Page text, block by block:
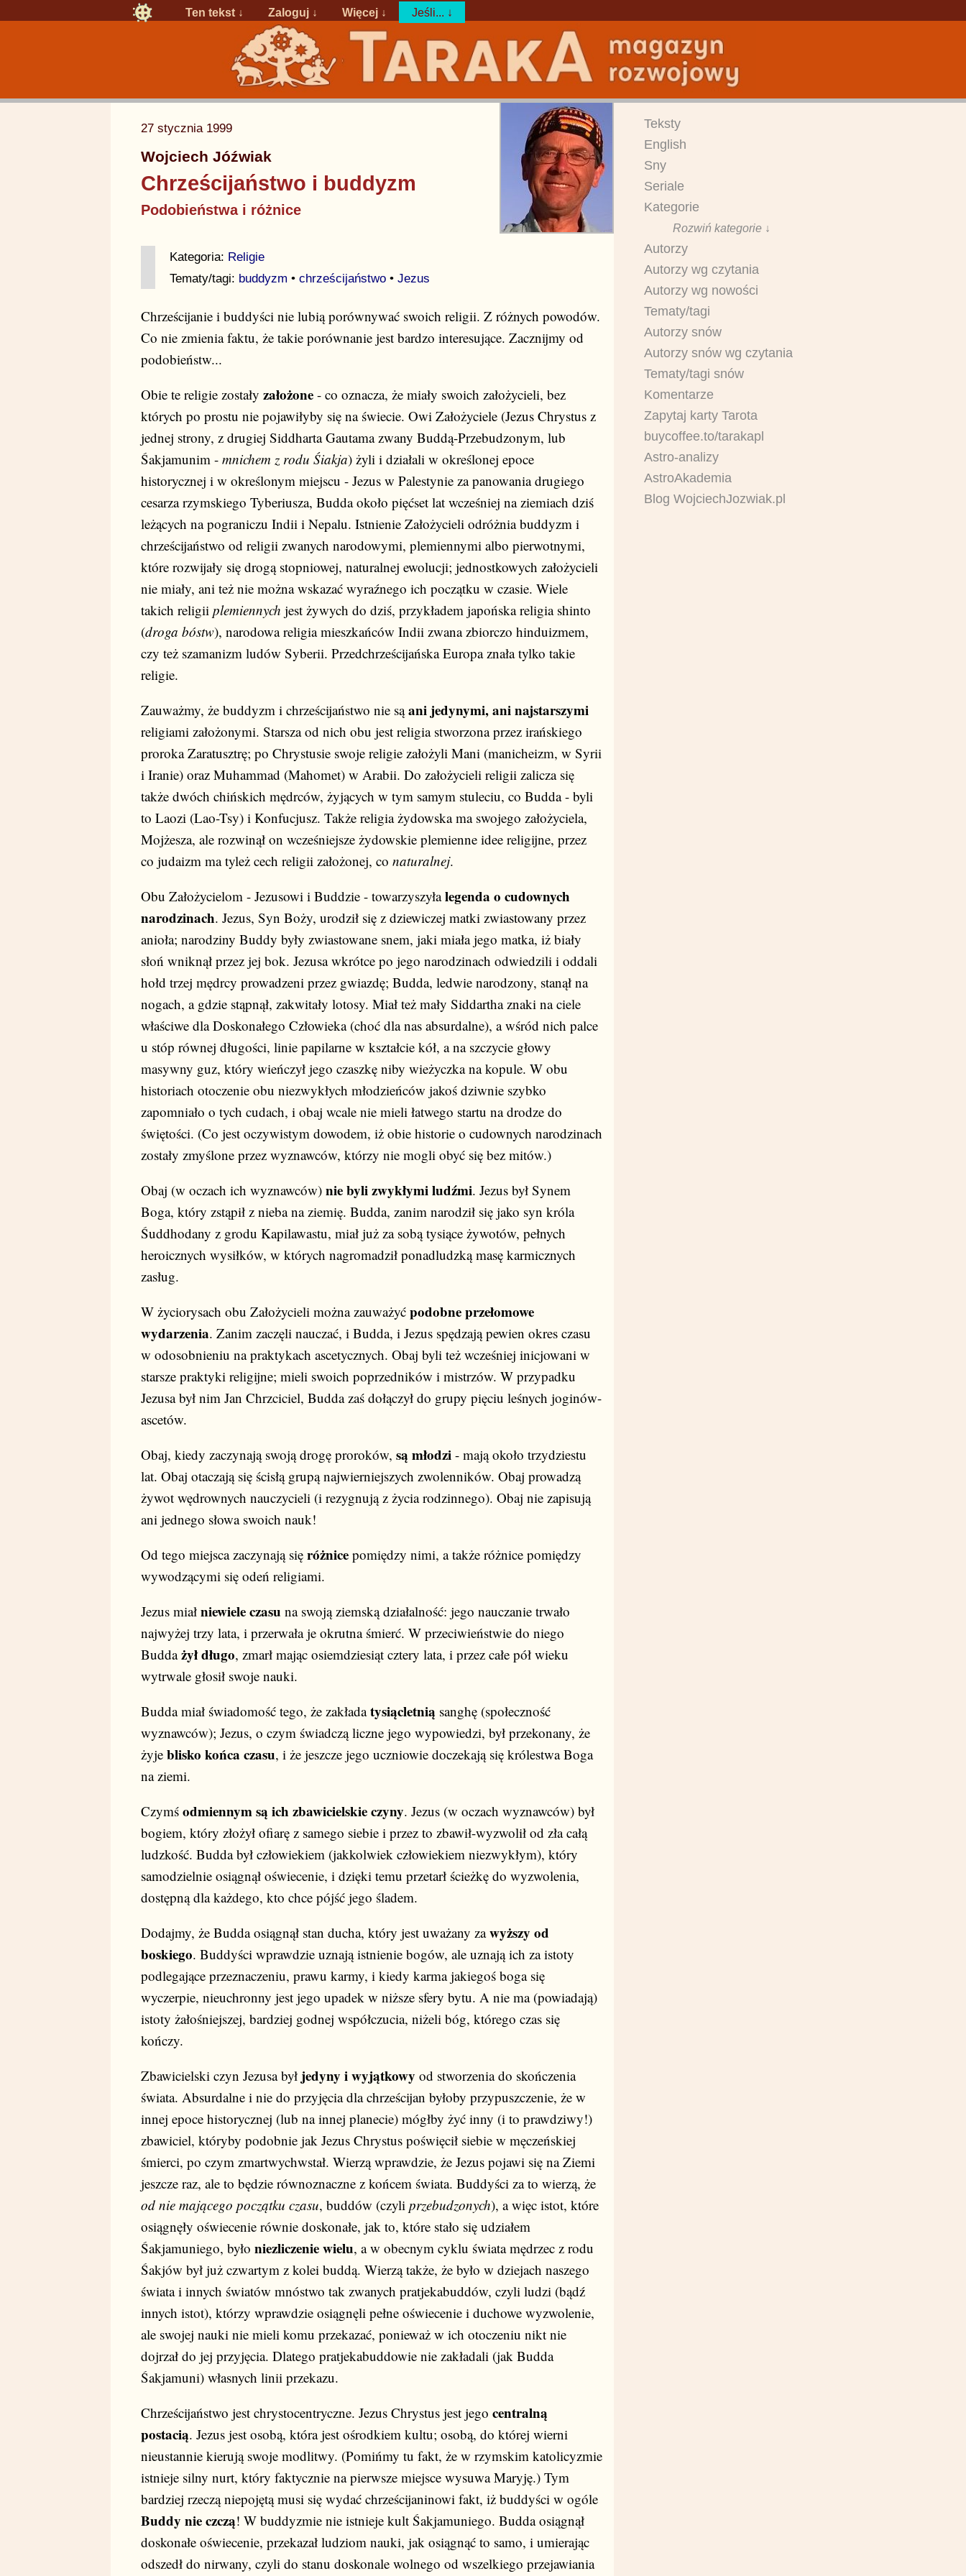
Ten tekst ↓ Zaloguj ↓ Więcej ↓ Jeśli... ↓
27 stycznia 1999
Wojciech Jóźwiak
Chrześcijaństwo i buddyzm
Podobieństwa i różnice
Kategoria: Religie
Tematy/tagi: buddyzm • chrześcijaństwo • Jezus
Chrześcijanie i buddyści nie lubią porównywać swoich religii. Z różnych powodów.
Co nie zmienia faktu, że takie porównanie jest bardzo interesujące. Zacznijmy od
podobieństw...
Obie te religie zostały założone - co oznacza, że miały swoich założycieli, bez
których po prostu nie pojawiłyby się na świecie. Owi Założyciele (Jezus Chrystus z
jednej strony, z drugiej Siddharta Gautama zwany Buddą-Przebudzonym, lub
Śakjamunim - mnichem z rodu Śiakja) żyli i działali w określonej epoce
historycznej i w określonym miejscu - Jezus w Palestynie za panowania drugiego
cesarza rzymskiego Tyberiusza, Budda około pięćset lat wcześniej na ziemiach dziś
leżących na pograniczu Indii i Nepalu. Istnienie Założycieli odróżnia buddyzm i
chrześcijaństwo od religii zwanych narodowymi, plemiennymi albo pierwotnymi,
które rozwijały się drogą stopniowej, naturalnej ewolucji; jednostkowych założycieli
nie miały, ani też nie można wskazać wyraźnego ich początku w czasie. Wiele
takich religii plemiennych jest żywych do dziś, przykładem japońska religia shinto
(droga bóstw), narodowa religia mieszkańców Indii zwana zbiorczo hinduizmem,
czy też szamanizm ludów Syberii. Przedchrześcijańska Europa znała tylko takie
religie.
Zauważmy, że buddyzm i chrześcijaństwo nie sąani jedynymi, ani najstarszymi
religiami założonymi. Starsza od nich obu jest religia stworzona przez irańskiego
proroka Zaratusztrę; po Chrystusie swoje religie założyli Mani (manicheizm, w Syrii
i Iranie) oraz Muhammad (Mahomet) w Arabii. Do założycieli religii zalicza się
także dwóch chińskich mędrców, żyjących w tym samym stuleciu, co Budda - byli
to Laozi (Lao-Tsy) i Konfucjusz. Także religia żydowska ma swojego założyciela,
Mojżesza, ale rozwinął on wcześniejsze żydowskie plemienne idee religijne, przez
co judaizm ma tyleż cech religii założonej, co naturalnej.
Obu Założycielom - Jezusowi i Buddzie - towarzyszyłalegenda o cudownych
narodzinach. Jezus, Syn Boży, urodził się z dziewiczej matki zwiastowany przez
anioła; narodziny Buddy były zwiastowane snem, jaki miała jego matka, iż biały
słoń wniknął przez jej bok. Jezusa wkrótce po jego narodzinach odwiedzili i oddali
hołd trzej mędrcy prowadzeni przez gwiazdę; Budda, ledwie narodzony, stanął na
nogach, a gdzie stąpnął, zakwitały lotosy. Miał też mały Siddartha znaki na ciele
właściwe dla Doskonałego Człowieka (choć dla nas absurdalne), a wśród nich palce
u stóp równej długości, linie papilarne w kształcie kół, a na szczycie głowy
masywny guz, który wieńczył jego czaszkę niby wieżyczka na kopule. W obu
historiach otoczenie obu niezwykłych młodzieńców jakoś dziwnie szybko
zapomniało o tych cudach, i obaj wcale nie mieli łatwego startu na drodze do
świętości. (Co jest oczywistym dowodem, iż obie historie o cudownych narodzinach
zostały zmyślone przez wyznawców, którzy nie mogli obyć się bez mitów.)
Obaj (w oczach ich wyznawców) nie byli zwykłymi ludźmi. Jezus był Synem
Boga, który zstąpił z nieba na ziemię. Budda, zanim narodził się jako syn króla
Śuddhodany z grodu Kapilawastu, miał już za sobą tysiące żywotów, pełnych
heroicznych wysiłków, w których nagromadził ponadludzką masę karmicznych
zasług.
W życiorysach obu Założycieli można zauważyć podobne przełomowe
wydarzenia. Zanim zaczęli nauczać, i Budda, i Jezus spędzają pewien okres czasu
w odosobnieniu na praktykach ascetycznych. Obaj byli też wcześniej inicjowani w
starsze praktyki religijne; mieli swoich poprzedników i mistrzów. W przypadku
Jezusa był nim Jan Chrzciciel, Budda zaś dołączył do grupy pięciu leśnych joginów-
ascetów.
Obaj, kiedy zaczynają swoją drogę proroków, są młodzi - mają około trzydziestu
lat. Obaj otaczają się ścisłą grupą najwierniejszych zwolenników. Obaj prowadzą
żywot wędrownych nauczycieli (i rezygnują z życia rodzinnego). Obaj nie zapisują
ani jednego słowa swoich nauk!
Od tego miejsca zaczynają się różnice pomiędzy nimi, a także różnice pomiędzy
wywodzącymi się odeń religiami.
Jezus miał niewiele czasu na swoją ziemską działalność: jego nauczanie trwało
najwyżej trzy lata, i przerwała je okrutna śmierć. W przeciwieństwie do niego
Buddażył długo, zmarł mając osiemdziesiąt cztery lata, i przez całe pół wieku
wytrwale głosił swoje nauki.
Budda miał świadomość tego, że zakładatysiącletnią sanghę (społeczność
wyznawców); Jezus, o czym świadczą liczne jego wypowiedzi, był przekonany, że
żyje blisko końca czasu, i że jeszcze jego uczniowie doczekają się królestwa Boga
na ziemi.
Czymś odmiennym są ich zbawicielskie czyny. Jezus (w oczach wyznawców) był
bogiem, który złożył ofiarę z samego siebie i przez to zbawił-wyzwolił od zła całą
ludzkość. Budda był człowiekiem (jakkolwiek człowiekiem niezwykłym), który
samodzielnie osiągnął oświecenie, i dzięki temu przetarł ścieżkę do wyzwolenia,
dostępną dla każdego, kto chce pójść jego śladem.
Dodajmy, że Budda osiągnął stan ducha, który jest uważany zawyższy od
boskiego. Buddyści wprawdzie uznają istnienie bogów, ale uznają ich za istoty
podlegające przeznaczeniu, prawu karmy, i kiedy karma jakiegoś boga się
wyczerpie, nieuchronny jest jego upadek w niższe sfery bytu. A nie ma (powiadają)
istoty żałośniejszej, bardziej godnej współczucia, niżeli bóg, którego czas się
kończy.
Zbawicielski czyn Jezusa był jedyny i wyjątkowy od stworzenia do skończenia
świata. Absurdalne i nie do przyjęcia dla chrześcijan byłoby przypuszczenie, że w
innej epoce historycznej (lub na innej planecie) mógłby żyć inny (i to prawdziwy!)
zbawiciel, któryby podobnie jak Jezus Chrystus poświęcił siebie w męczeńskiej
śmierci, po czym zmartwychwstał. Wierzą wprawdzie, że Jezus pojawi się na Ziemi
jeszcze raz, ale to będzie równoznaczne z końcem świata. Buddyści za to wierzą, że
od nie mającego początku czasu, buddów (czyli przebudzonych), a więc istot, które
osiągnęły oświecenie równie doskonałe, jak to, które stało się udziałem
Śakjamuniego, było niezliczenie wielu, a w obecnym cyklu świata mędrzec z rodu
Śakjów był już czwartym z kolei buddą. Wierzą także, że było w dziejach naszego
świata i innych światów mnóstwo tak zwanych pratjekabuddów, czyli ludzi (bądź
innych istot), którzy wprawdzie osiągnęli pełne oświecenie i duchowe wyzwolenie,
ale swojej nauki nie mieli komu przekazać, ponieważ w ich otoczeniu nikt nie
dojrzał do jej przyjęcia. Dlatego pratjekabuddowie nie zakładali (jak Budda
Śakjamuni) własnych linii przekazu.
Chrześcijaństwo jest chrystocentryczne. Jezus Chrystus jest jego centralną
postacią. Jezus jest osobą, która jest ośrodkiem kultu; osobą, do której wierni
nieustannie kierują swoje modlitwy. (Pomińmy tu fakt, że w rzymskim katolicyzmie
istnieje silny nurt, który faktycznie na pierwsze miejsce wysuwa Maryję.) Tym
bardziej rzeczą niepojętą musi się wydać chrześcijaninowi fakt, iż buddyści w ogóle
Buddy nie czczą! W buddyzmie nie istnieje kult Śakjamuniego. Budda osiągnął
doskonałe oświecenie, przekazał ludziom nauki, jak osiągnąć to samo, i umierając
odszedł do nirwany, czyli do stanu doskonale wolnego od wszelkiego przejawiania
Teksty
English
Sny
Seriale
Kategorie
Rozwiń kategorie ↓
Autorzy
Autorzy wg czytania
Autorzy wg nowości
Tematy/tagi
Autorzy snów
Autorzy snów wg czytania
Tematy/tagi snów
Komentarze
Zapytaj karty Tarota
buycoffee.to/tarakapl
Astro-analizy
AstroAkademia
Blog WojciechJozwiak.pl